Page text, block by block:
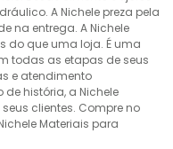
A Nichele preza pela
na entrega. A Nichele
do que uma loja. É uma
todas as etapas de seus
e atendimento
história, a Nichele
clientes. Compre no
Materiais para